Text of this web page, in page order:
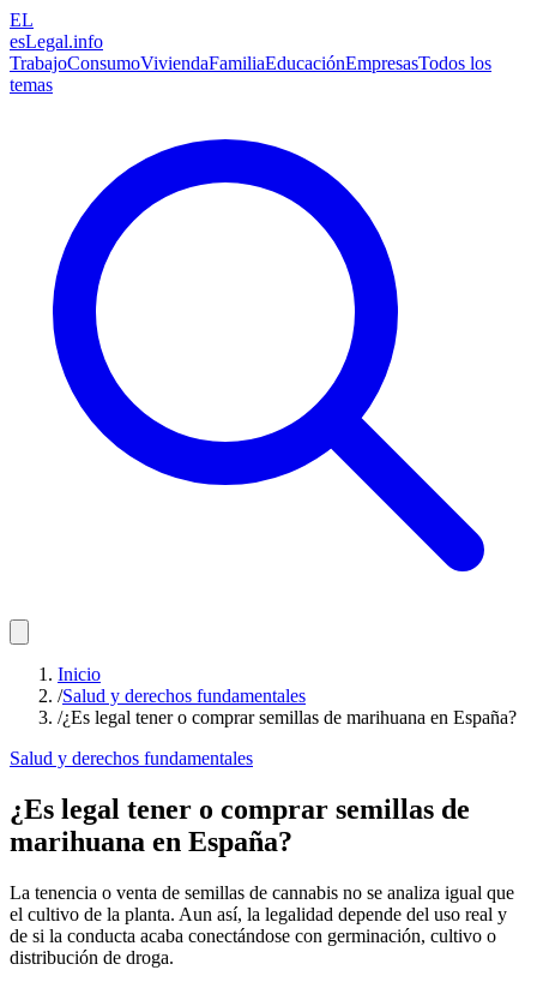
EL
esLegal.info
TrabajoConsumoViviendaFamiliaEducaciónEmpresasTodos los
temas
Inicio
/Salud y derechos fundamentales
/¿Es legal tener o comprar semillas de marihuana en España?
Salud y derechos fundamentales
¿Es legal tener o comprar semillas de
marihuana en España?
La tenencia o venta de semillas de cannabis no se analiza igual que
el cultivo de la planta. Aun así, la legalidad depende del uso real y
de si la conducta acaba conectándose con germinación, cultivo o
distribución de droga.